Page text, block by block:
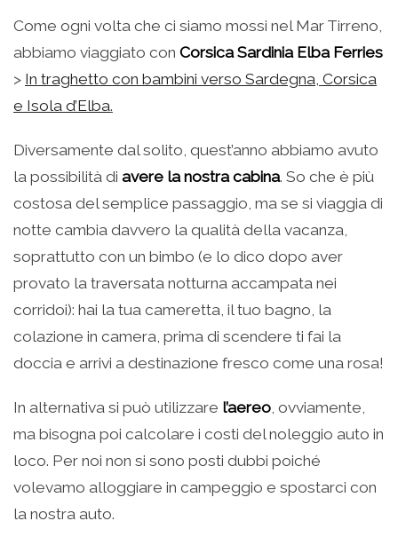
Come ogni volta che ci siamo mossi nel Mar Tirreno,
abbiamo viaggiato con Corsica Sardinia Elba Ferries
> In traghetto con bambini verso Sardegna, Corsica
e Isola d’Elba.
Diversamente dal solito, quest’anno abbiamo avuto
la possibilità di avere la nostra cabina. So che è più
costosa del semplice passaggio, ma se si viaggia di
notte cambia davvero la qualità della vacanza,
soprattutto con un bimbo (e lo dico dopo aver
provato la traversata notturna accampata nei
corridoi): hai la tua cameretta, il tuo bagno, la
colazione in camera, prima di scendere ti fai la
doccia e arrivi a destinazione fresco come una rosa!
In alternativa si può utilizzare l’aereo, ovviamente,
ma bisogna poi calcolare i costi del noleggio auto in
loco. Per noi non si sono posti dubbi poiché
volevamo alloggiare in campeggio e spostarci con
la nostra auto.